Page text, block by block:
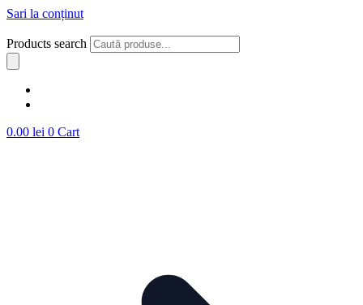
Sari la conținut
Products search
0.00 lei 0 Cart